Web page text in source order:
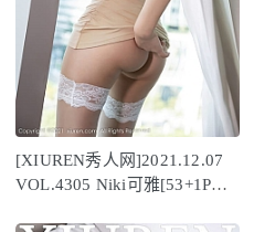
[XIUREN秀人网]2021.12.07
VOL.4305 Niki可雅[53+1P／